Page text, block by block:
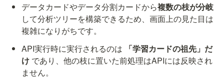
データカードやデータ分割カードから複数の枝が分岐
して分析ツリーを構築できるため、画面上の見た目は
複雑になりがちです。
API実行時に実行されるのは
「学習カードの祖先」だ
け であり、他の枝に置いた前処理はAPIには反映され
ません。